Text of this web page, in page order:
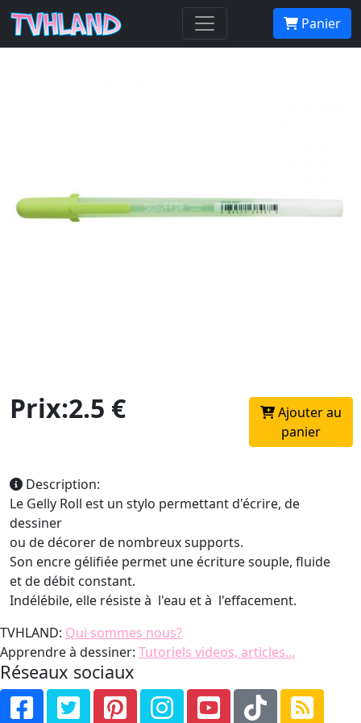
Panier
Gelly Roll Soufflé Vert Anis
Prix:2.5 €
Ajouter au
panier
Description:
Le Gelly Roll est un stylo permettant d'écrire, de
dessiner
ou de décorer de nombreux supports.
Son encre gélifiée permet une écriture souple, fluide
et de débit constant.
Indélébile, elle résiste à l'eau et à l'effacement.
TVHLAND: Qui sommes nous?
Apprendre à dessiner: Tutoriels videos, articles...
Réseaux sociaux